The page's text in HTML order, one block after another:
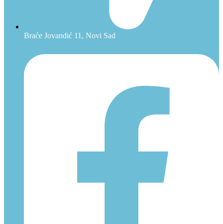
Braće Jovandić 11, Novi Sad